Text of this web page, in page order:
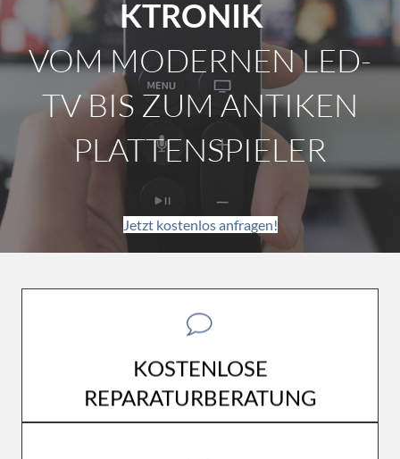
KTRONIK
Jetzt kostenlos anfragen!
KOSTENLOSE
REPARATURBERATUNG
PROFESSIONELL ZU IHRER REPARATUR.